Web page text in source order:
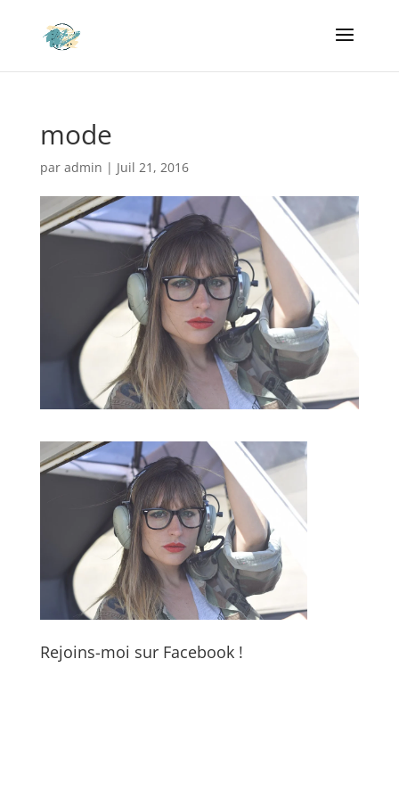
mode
par admin | Juil 21, 2016
Rejoins-moi sur Facebook !